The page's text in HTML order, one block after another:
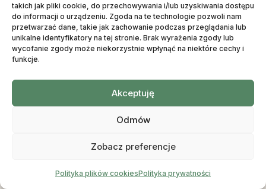
takich jak pliki cookie, do przechowywania i/lub uzyskiwania dostępu
do informacji o urządzeniu. Zgoda na te technologie pozwoli nam
przetwarzać dane, takie jak zachowanie podczas przeglądania lub
unikalne identyfikatory na tej stronie. Brak wyrażenia zgody lub
wycofanie zgody może niekorzystnie wpłynąć na niektóre cechy i
funkcje.
Akceptuję
Odmów
Zobacz preferencje
Polityka plików cookiesPolityka prywatności